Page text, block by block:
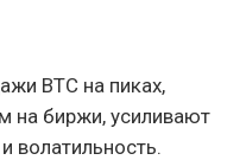
BTC на пиках,
на биржи, усиливают
волатильность.